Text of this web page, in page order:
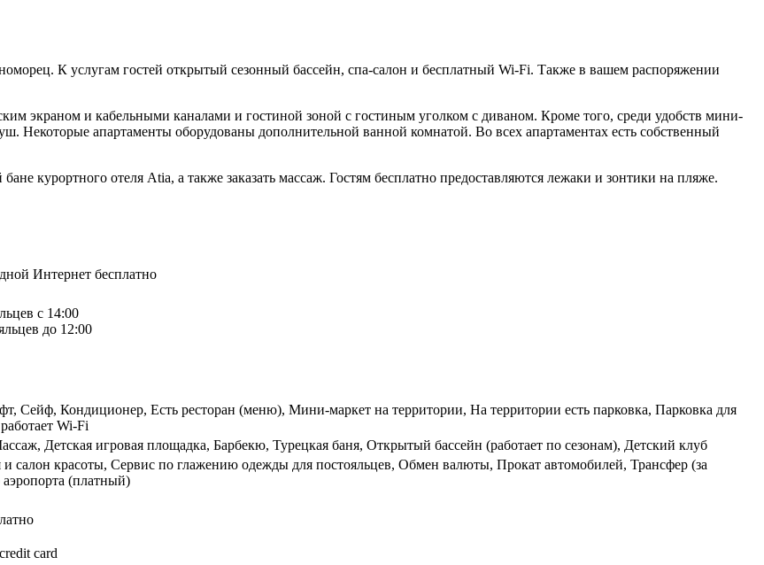
К услугам гостей открытый сезонный бассейн, спа-салон и бесплатный Wi-Fi. Также в вашем распоряжении
экраном и кабельными каналами и гостиной зоной с гостиным уголком с диваном. Кроме того, среди удобств мини-
Некоторые апартаменты оборудованы дополнительной ванной комнатой. Во всех апартаментах есть собственный
курортного отеля Atia, а также заказать массаж. Гостям бесплатно предоставляются лежаки и зонтики на пляже.
Интернет бесплатно
с 14:00
до 12:00
Сейф, Кондиционер, Есть ресторан (меню), Мини-маркет на территории, На территории есть парковка, Парковка для
Wi-Fi
Детская игровая площадка, Барбекю, Турецкая баня, Открытый бассейн (работает по сезонам), Детский клуб
и салон красоты, Сервис по глажению одежды для постояльцев, Обмен валюты, Прокат автомобилей, Трансфер (за
(платный)
card